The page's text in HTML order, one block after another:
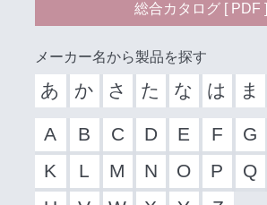
総合カタログ [ PDF ]
メーカー名から製品を探す
あ か さ た な は ま
A B C D E F G
K
L M N O P Q